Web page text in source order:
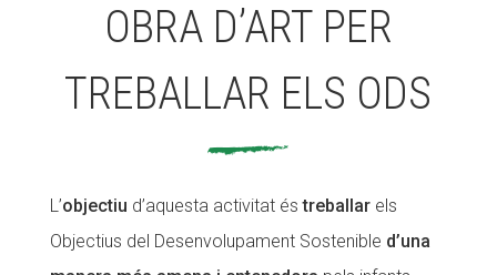
OBRA D’ART PER
TREBALLAR ELS ODS
L’objectiu d’aquesta activitat és treballarels
Objectius del Desenvolupament Sostenible d’una